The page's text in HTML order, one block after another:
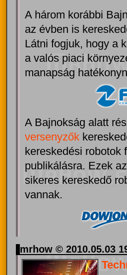
A három korábbi
az évben is
Látni fogjuk, hogy a
a valós piaci
manapság
A Bajnokság alatt
versenyzők
kereskedési robotok
publikálásra. Ezek
sikeres kereskedő
vannak.
mrhow © 2010.05.03